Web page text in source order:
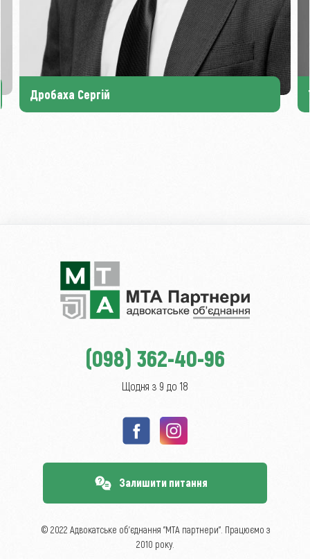
Дробаха Сергій
(098) 362-40-96
Щодня з 9 до 18
Залишити питання
© 2022 Адвокатське об’єднання "МТА партнери". Працюємо з
2010 року.